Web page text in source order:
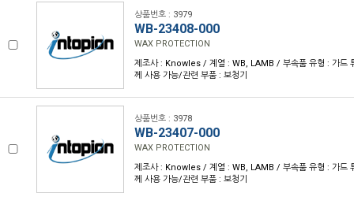
상품번호 : 3979
WB-23408-000
WAX PROTECTION
제조사 : Knowles / 계열 : WB, LAMB / 부속품 유형 : 가드
께 사용 가능/관련 부품 : 보청기
상품번호 : 3978
WB-23407-000
WAX PROTECTION
제조사 : Knowles / 계열 : WB, LAMB / 부속품 유형 : 가드
께 사용 가능/관련 부품 : 보청기